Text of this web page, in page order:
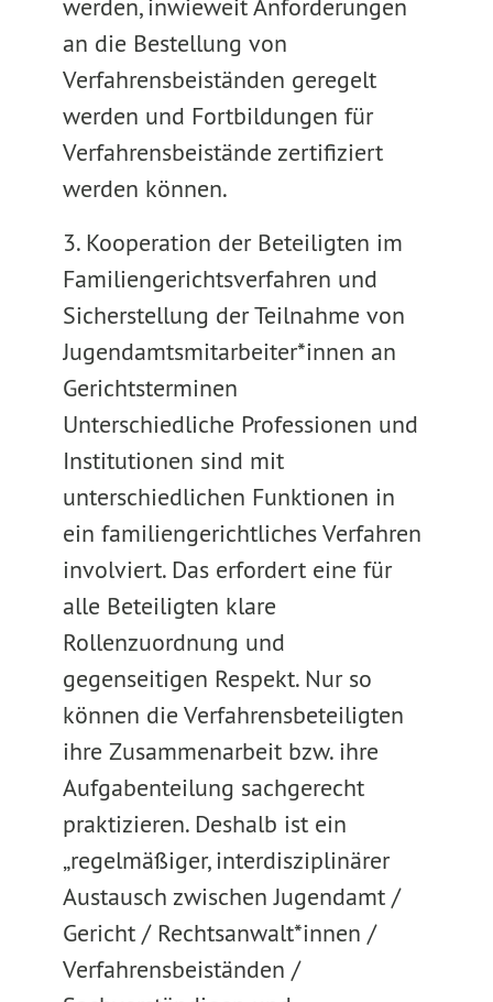
werden, inwieweit Anforderungen
an die Bestellung von
Verfahrensbeiständen geregelt
werden und Fortbildungen für
Verfahrensbeistände zertifiziert
werden können.
3. Kooperation der Beteiligten im
Familiengerichtsverfahren und
Sicherstellung der Teilnahme von
Jugendamtsmitarbeiter*innen an
Gerichtsterminen
Unterschiedliche Professionen und
Institutionen sind mit
unterschiedlichen Funktionen in
ein familiengerichtliches Verfahren
involviert. Das erfordert eine für
alle Beteiligten klare
Rollenzuordnung und
gegenseitigen Respekt. Nur so
können die Verfahrensbeteiligten
ihre Zusammenarbeit bzw. ihre
Aufgabenteilung sachgerecht
praktizieren. Deshalb ist ein
„regelmäßiger, interdisziplinärer
Austausch zwischen Jugendamt /
Gericht / Rechtsanwalt*innen /
Verfahrensbeiständen /